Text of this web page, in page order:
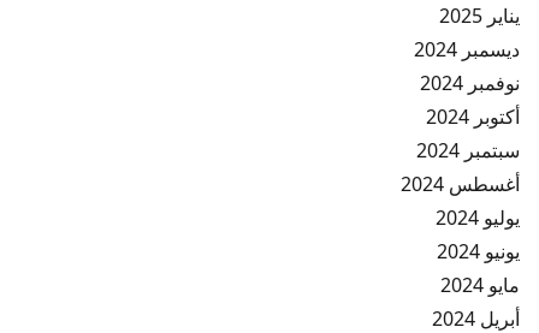
يناير 2025
ديسمبر 2024
نوفمبر 2024
أكتوبر 2024
سبتمبر 2024
أغسطس 2024
يوليو 2024
يونيو 2024
مايو 2024
أبريل 2024